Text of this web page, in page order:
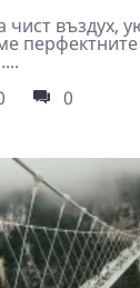
чист въздух,
0